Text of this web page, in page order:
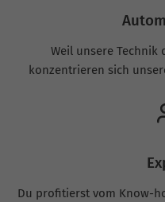
Weil unsere
konzentrieren sich
Du profitierst vom Know-